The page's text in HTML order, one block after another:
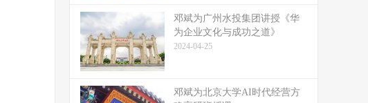
邓斌为广州水投集团讲授《华
为企业文化与成功之道》
2024-04-25
邓斌为北京大学AI时代经营方